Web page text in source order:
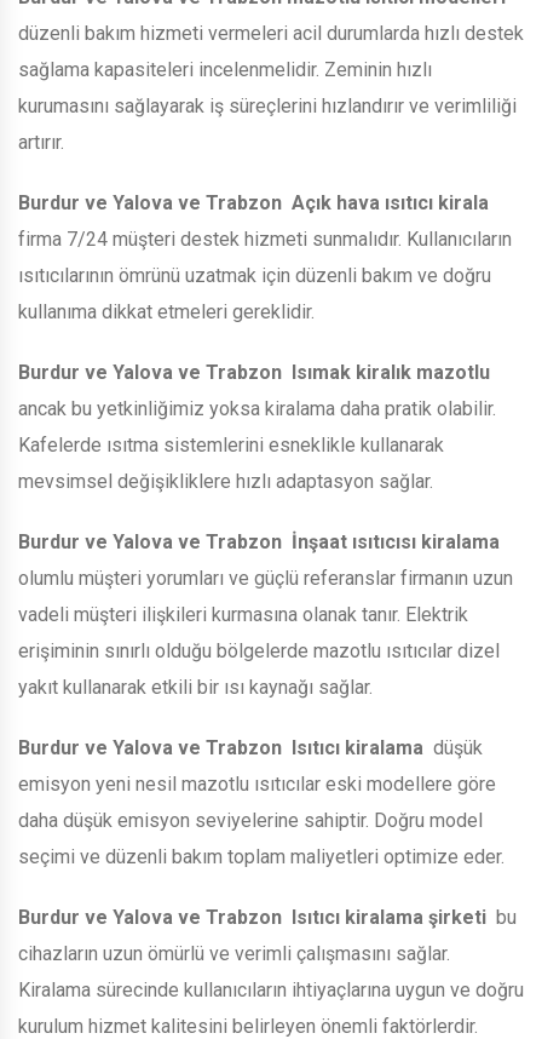
düzenli bakım hizmeti vermeleri acil durumlarda hızlı destek
sağlama kapasiteleri incelenmelidir. Zeminin hızlı
kurumasını sağlayarak iş süreçlerini hızlandırır ve verimliliği
artırır.
Burdur ve Yalova ve Trabzon Açık hava ısıtıcı kirala
firma 7/24 müşteri destek hizmeti sunmalıdır. Kullanıcıların
ısıtıcılarının ömrünü uzatmak için düzenli bakım ve doğru
kullanıma dikkat etmeleri gereklidir.
Burdur ve Yalova ve Trabzon Isımak kiralık mazotlu
ancak bu yetkinliğimiz yoksa kiralama daha pratik olabilir.
Kafelerde ısıtma sistemlerini esneklikle kullanarak
mevsimsel değişikliklere hızlı adaptasyon sağlar.
Burdur ve Yalova ve Trabzon İnşaat ısıtıcısı kiralama
olumlu müşteri yorumları ve güçlü referanslar firmanın uzun
vadeli müşteri ilişkileri kurmasına olanak tanır. Elektrik
erişiminin sınırlı olduğu bölgelerde mazotlu ısıtıcılar dizel
yakıt kullanarak etkili bir ısı kaynağı sağlar.
Burdur ve Yalova ve Trabzon Isıtıcı kiralama düşük
emisyon yeni nesil mazotlu ısıtıcılar eski modellere göre
daha düşük emisyon seviyelerine sahiptir. Doğru model
seçimi ve düzenli bakım toplam maliyetleri optimize eder.
Burdur ve Yalova ve Trabzon Isıtıcı kiralama şirketi bu
cihazların uzun ömürlü ve verimli çalışmasını sağlar.
Kiralama sürecinde kullanıcıların ihtiyaçlarına uygun ve doğru
kurulum hizmet kalitesini belirleyen önemli faktörlerdir.